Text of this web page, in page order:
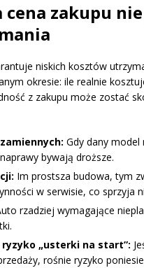
cena zakupu
niskich kosztów
okresie: ile realnie
z zakupu może zostać
Gdy dany model
bywają droższe.
Im prostsza budowa, tym
w serwisie, co sprzyja
rzadziej wymagające
ryzyko „usterki na start”:
rośnie ryzyko